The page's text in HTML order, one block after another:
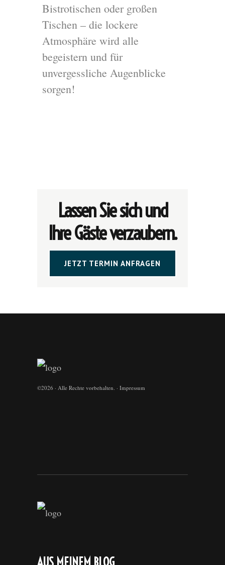
Bistrotischen oder großen
Tischen – die lockere
Atmosphäre wird alle
begeistern und für
unvergessliche Augenblicke
sorgen!
Lassen Sie sich und
Ihre Gäste verzaubern.
JETZT TERMIN ANFRAGEN
©2026 · Alle Rechte vorbehalten. · Impressum
AUS MEINEM BLOG